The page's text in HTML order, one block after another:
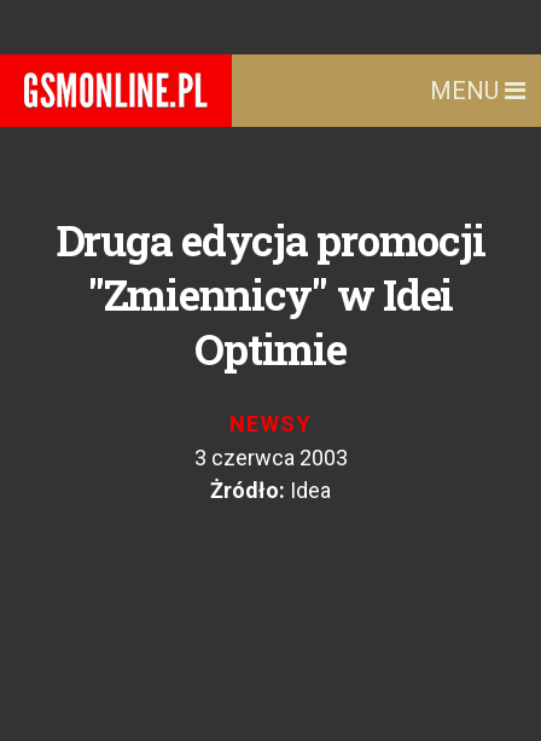
MENU
Druga edycja promocji
"Zmiennicy" w Idei
Optimie
NEWSY
3 czerwca 2003
Żródło: Idea